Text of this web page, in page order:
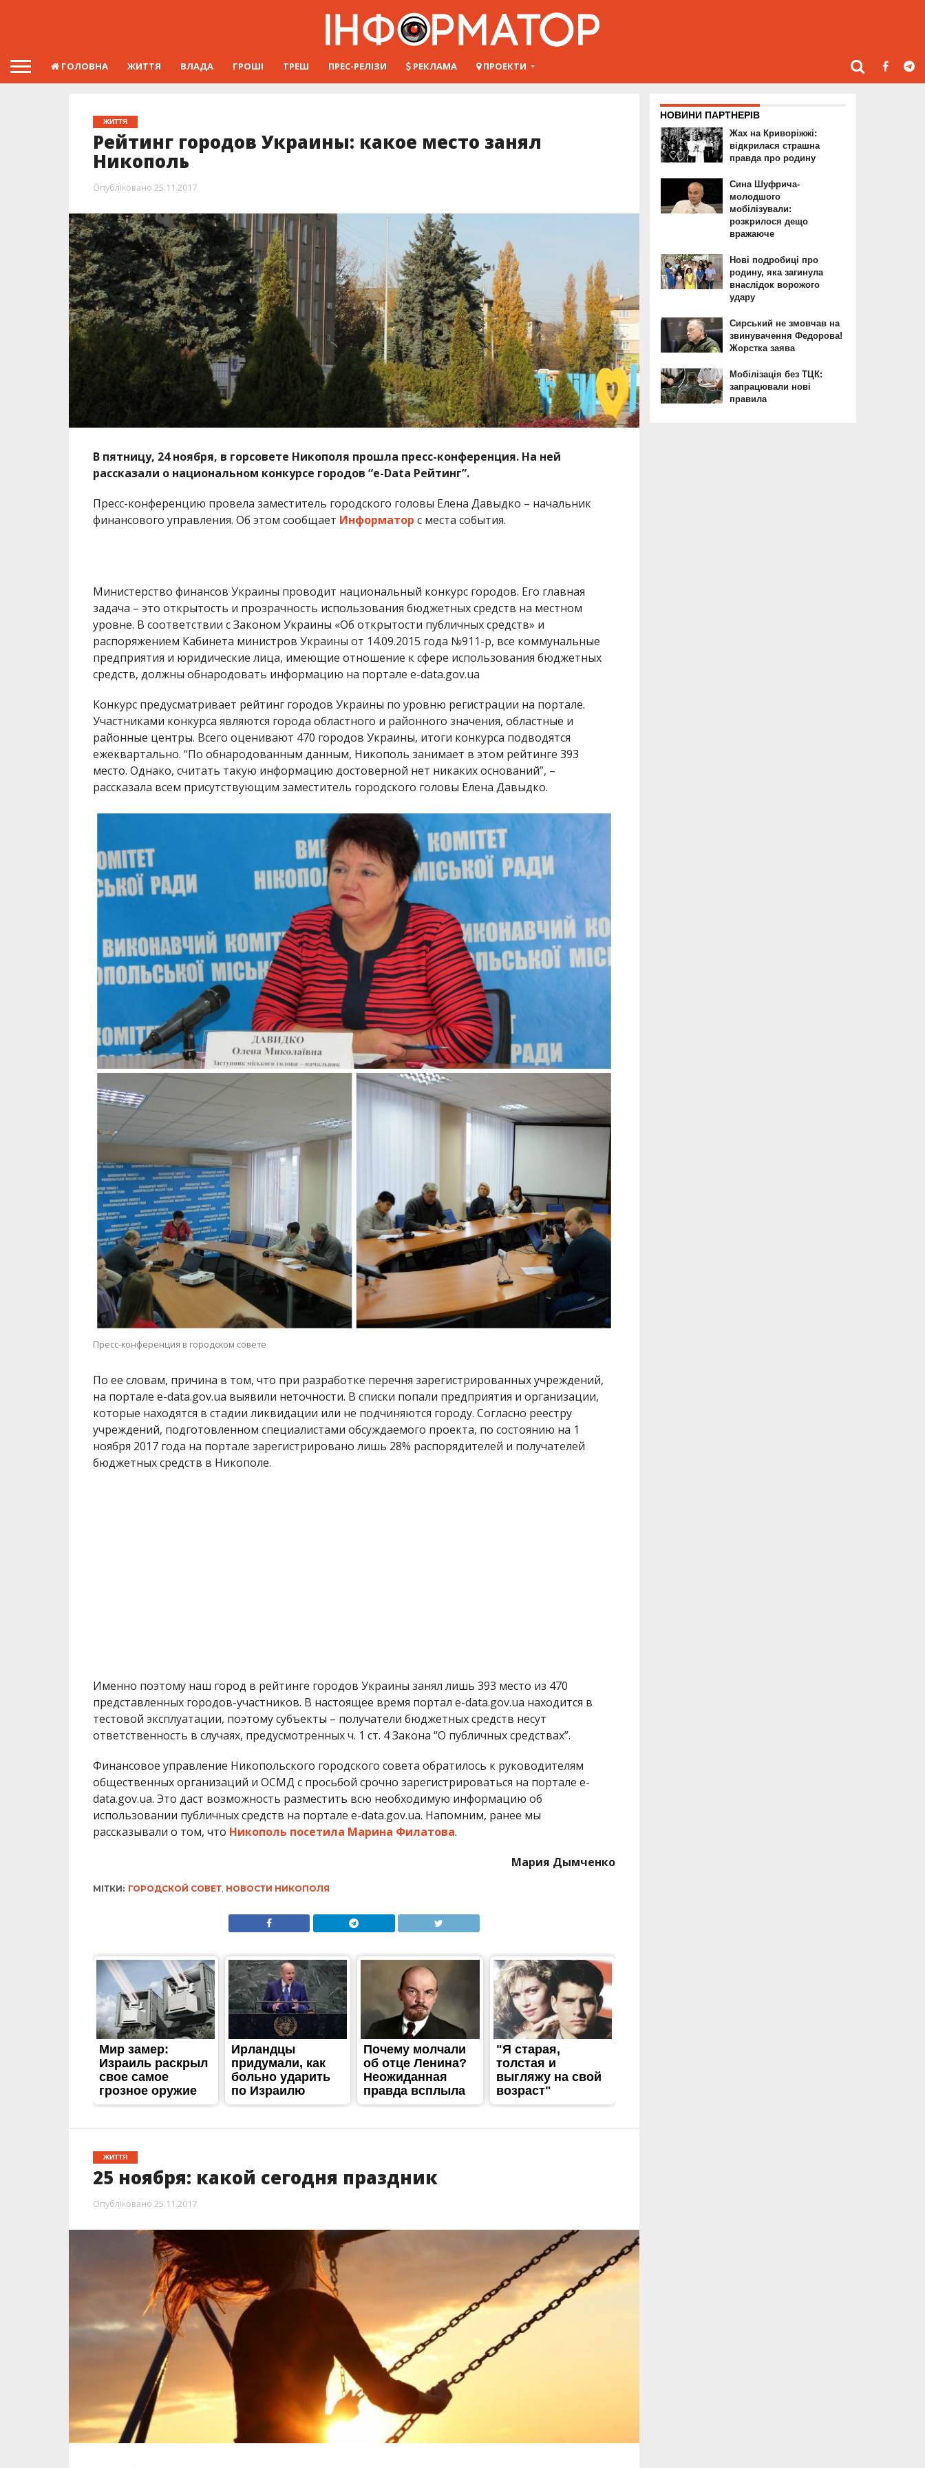
ГОЛОВНА ЖИТТЯ ВЛАДА ГРОШІ ТРЕШ ПРЕС-РЕЛІЗИ РЕКЛАМА ПРОЕКТИ
ЖИТТЯ
Рейтинг городов Украины: какое место занял
Никополь
Опубліковано 25.11.2017
В пятницу, 24 ноября, в горсовете Никополя прошла пресс-конференция. На ней
рассказали о национальном конкурсе городов “e-Data Рейтинг”.
Пресс-конференцию провела заместитель городского головы Елена Давыдко – начальник
финансового управления. Об этом сообщает Информатор с места события.
Министерство финансов Украины проводит национальный конкурс городов. Его главная
задача – это открытость и прозрачность использования бюджетных средств на местном
уровне. В соответствии с Законом Украины «Об открытости публичных средств» и
распоряжением Кабинета министров Украины от 14.09.2015 года №911-р, все коммунальные
предприятия и юридические лица, имеющие отношение к сфере использования бюджетных
средств, должны обнародовать информацию на портале e-data.gov.ua
Конкурс предусматривает рейтинг городов Украины по уровню регистрации на портале.
Участниками конкурса являются города областного и районного значения, областные и
районные центры. Всего оценивают 470 городов Украины, итоги конкурса подводятся
ежеквартально. “По обнародованным данным, Никополь занимает в этом рейтинге 393
место. Однако, считать такую ​​информацию достоверной нет никаких оснований”, –
рассказала всем присутствующим заместитель городского головы Елена Давыдко.
Пресс-конференция в городском совете
По ее словам, причина в том, что при разработке перечня зарегистрированных учреждений,
на портале e-data.gov.ua выявили неточности. В списки попали предприятия и организации,
которые находятся в стадии ликвидации или не подчиняются городу. Согласно реестру
учреждений, подготовленном специалистами обсуждаемого проекта, по состоянию на 1
ноября 2017 года на портале зарегистрировано лишь 28% распорядителей и получателей
бюджетных средств в Никополе.
ГОРОДСКОЙ СОВЕТ НОВОСТИ НИКОПОЛЯ
ЖИТТЯ
25 ноября: какой сегодня праздник
Опубліковано 25.11.2017
25 ноября в Украине и мире в разные годы произошло немало интересных и знаковых
Информаторрасскажет о самых главных из них. До конца года остается 36 дней.
В МИРЕ В ЭТОТ ДЕНЬ ПРАЗДНУЮТ
Международный день борьбы за ликвидацию насилия в отношении
женщин(International Day for the Elimination of Violence against Women). Призван обратить